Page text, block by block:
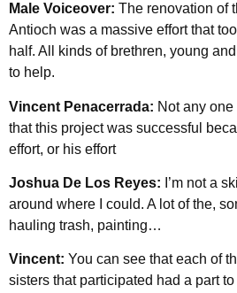
Male Voiceover: The renovation of
Antioch was a massive effort that
half. All kinds of brethren, young
to help.
Vincent Penacerrada: Not any
that this project was successful
effort, or his effort
Joshua De Los Reyes: I’m not a
around where I could. A lot of the,
hauling trash, painting…
Vincent: You can see that each of
sisters that participated had a part